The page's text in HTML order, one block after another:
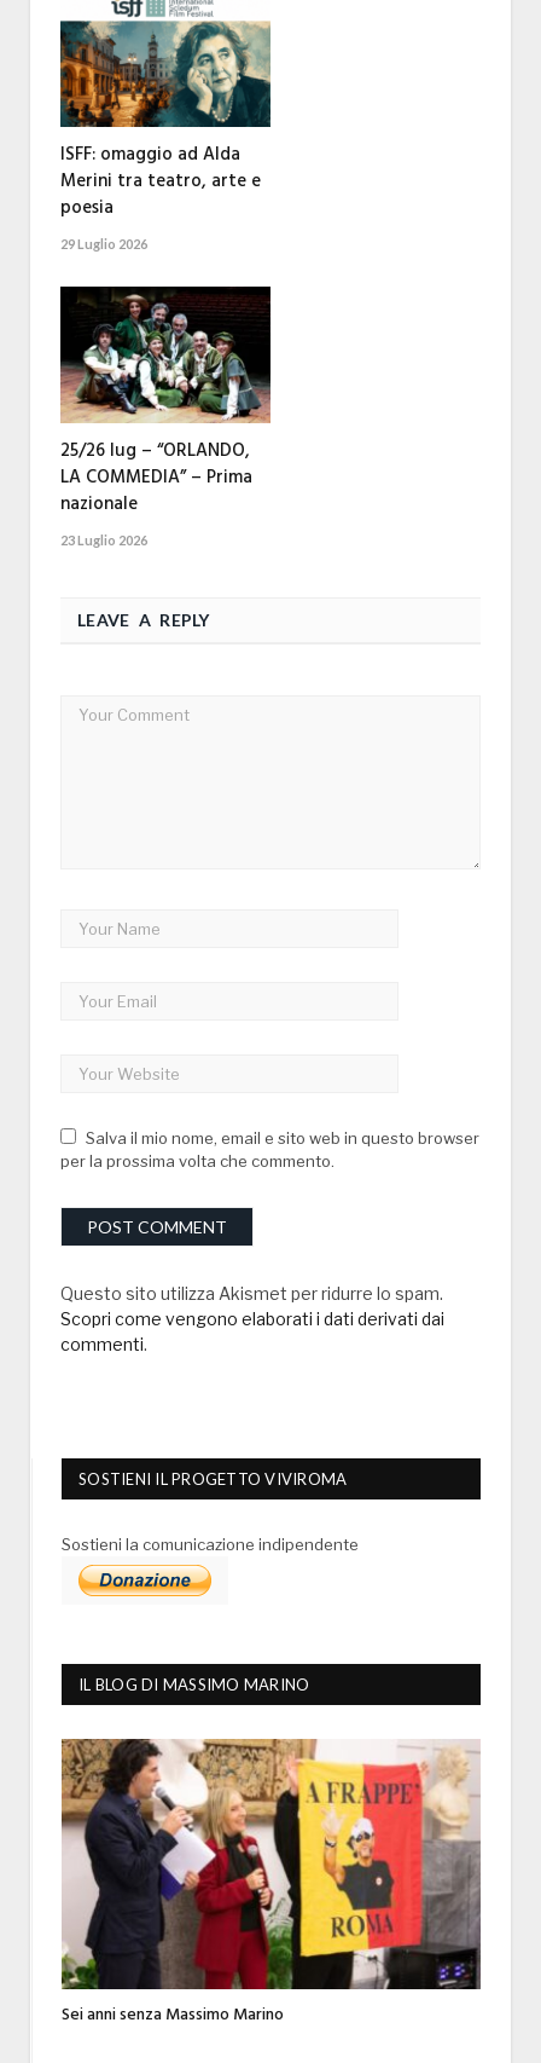
ISFF: omaggio ad Alda
Merini tra teatro, arte e
poesia
29 Luglio 2026
25/26 lug – “ORLANDO,
LA COMMEDIA” – Prima
nazionale
23 Luglio 2026
LEAVE A REPLY
Salva il mio nome, email e sito web in questo browser
per la prossima volta che commento.
Questo sito utilizza Akismet per ridurre lo spam.
Scopri come vengono elaborati i dati derivati dai
commenti.
SOSTIENI IL PROGETTO VIVIROMA
Sostieni la comunicazione indipendente
IL BLOG DI MASSIMO MARINO
Sei anni senza Massimo Marino